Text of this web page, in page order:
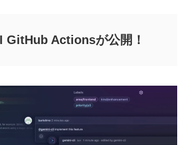
GitHub Actionsが公開！